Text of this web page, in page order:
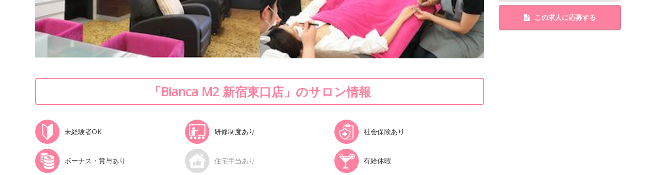
「Bianca M2 新宿東口店」のサロン情報
未経験者OK 研修制度あり 社会保険あり
ボーナス・賞与あり 住宅手当あり 有給休暇
この求人に応募する